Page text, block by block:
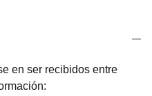
en ser recibidos entre